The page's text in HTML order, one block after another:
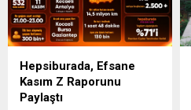
Hepsiburada, Efsane
Kasım Z Raporunu
Paylaştı